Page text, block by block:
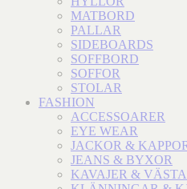
MATBORD
PALLAR
SIDEBOARDS
SOFFBORD
SOFFOR
STOLAR
FASHION
ACCESSOARER
EYE WEAR
JACKOR &
JEANS & BYXOR
KAVAJER &